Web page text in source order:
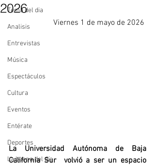
Tema del dia
Analisis
Entrevistas
Música
Espectáculos
Cultura
Eventos
Entérate
Deportes
La buena del día
2026
Viernes 1 de mayo de 2026
La Universidad Autónoma de Baja
California Sur  volvió a ser un espacio